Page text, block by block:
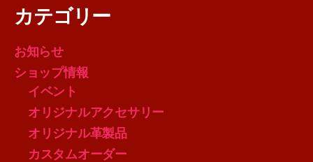
カテゴリー
お知らせ
ショップ情報
イベント
オリジナルアクセサリー
オリジナル革製品
カスタムオーダー